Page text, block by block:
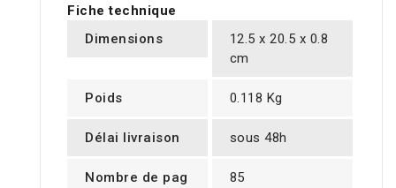
Fiche technique
Dimensions
12.5 x 20.5 x 0.8
cm
Poids 0.118 Kg
Délai livraison sous 48h
Nombre de pag
85